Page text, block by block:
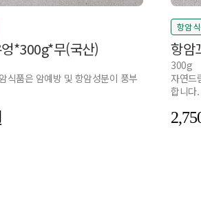
*300g*무(국산)
식품은 암예방 및 항암성분이 풍부
항암
항암
300g
자연드
합니다.